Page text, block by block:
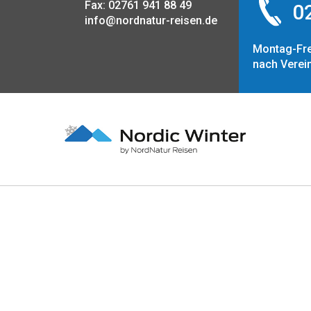
Fax: 02761 941 88 49
info@nordnatur-reisen.de
Montag-
nach